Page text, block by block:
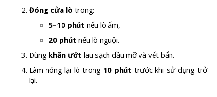
Đóng cửa lò trong:
5–10 phút nếu lò ấm,
20 phút nếu lò nguội.
Dùng khăn ướt lau sạch dầu mỡ và vết bẩn.
Làm nóng lại lò trong 10 phút trước khi sử dụng trở
lại.